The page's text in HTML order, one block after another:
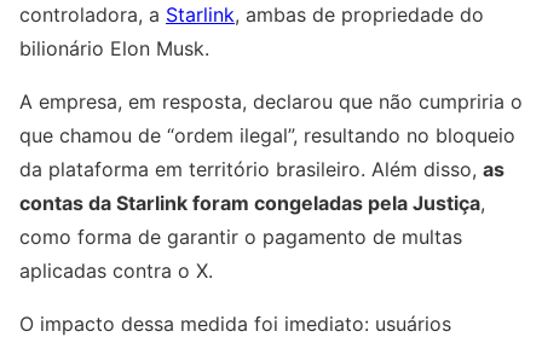
controladora, a Starlink, ambas de propriedade do
bilionário Elon Musk.
A empresa, em resposta, declarou que não cumpriria o
que chamou de “ordem ilegal”, resultando no bloqueio
da plataforma em território brasileiro. Além disso, as
contas da Starlink foram congeladas pela Justiça,
como forma de garantir o pagamento de multas
aplicadas contra o X.
O impacto dessa medida foi imediato: usuários